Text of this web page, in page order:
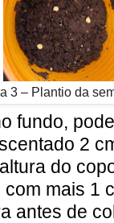
3 – Plantio da
fundo,
2
do
mais 1
antes de